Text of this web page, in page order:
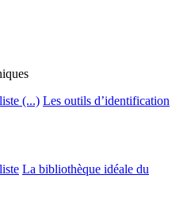
(...) Les outils d’identification
La bibliothèque idéale du